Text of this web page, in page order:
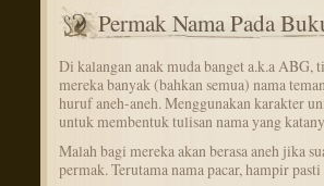
Permak Nama Pada
Di kalangan anak muda banget a.k.a ABG,
mereka banyak (bahkan semua) nama
huruf aneh-aneh. Menggunakan karakter
untuk membentuk tulisan nama yang
Malah bagi mereka akan berasa aneh jika
permak. Terutama nama pacar, hampir